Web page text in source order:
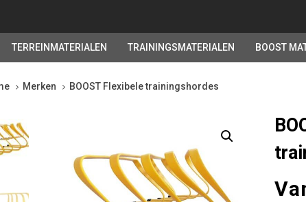
TERREINMATERIALEN TRAININGSMATERIALEN BOOST
Merken BOOST Flexibele trainingshordes